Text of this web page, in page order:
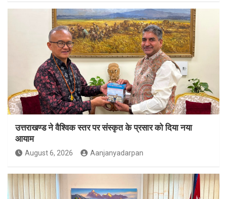
उत्तराखण्ड ने वैश्विक स्तर पर संस्कृत के प्रसार को दिया नया
आयाम
August 6, 2026 Aanjanyadarpan